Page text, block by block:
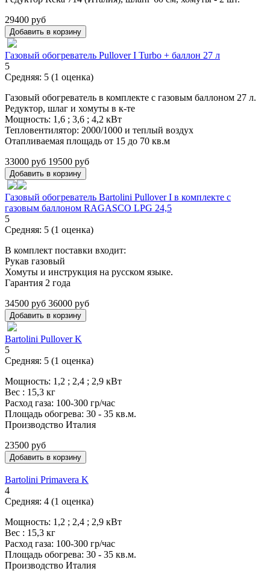
29400 руб
Газовый обогреватель Pullover I Turbo + баллон 27 л
5
Средняя: 5 (1 оценка)
Газовый обогреватель в комплекте с газовым баллоном 27 л.
Редуктор, шлаг и хомуты в к-те
Мощность: 1,6 ; 3,6 ; 4,2 кВт
Тепловентилятор: 2000/1000 и теплый воздух
Отапливаемая площадь от 15 до 70 кв.м
33000 руб 19500 руб
Газовый обогреватель Bartolini Pullover I в комплекте с
газовым баллоном RAGASCO LPG 24,5
5
Средняя: 5 (1 оценка)
В комплект поставки входит:
Рукав газовый
Хомуты и инструкция на русском языке.
Гарантия 2 года
34500 руб 36000 руб
Bartolini Pullover K
5
Средняя: 5 (1 оценка)
Мощность: 1,2 ; 2,4 ; 2,9 кВт
Вес : 15,3 кг
Расход газа: 100-300 гр/час
Площадь обогрева: 30 - 35 кв.м.
Производство Италия
23500 руб
Bartolini Primavera K
4
Средняя: 4 (1 оценка)
Мощность: 1,2 ; 2,4 ; 2,9 кВт
Вес : 15,3 кг
Расход газа: 100-300 гр/час
Площадь обогрева: 30 - 35 кв.м.
Производство Италия